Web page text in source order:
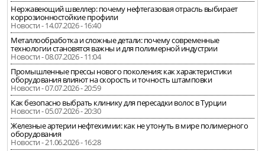
Нержавеющий швеллер: почему нефтегазовая отрасль выбирает
коррозионностойкие профили
Новости - 14.07.2026 - 16:40
Металлообработка и сложные детали: почему современные
технологии становятся важны и для полимерной индустрии
Новости - 08.07.2026 - 11:04
Промышленные прессы нового поколения: как характеристики
оборудования влияют на скорость и точность штамповки
Новости - 07.07.2026 - 20:59
Как безопасно выбрать клинику для пересадки волос в Турции
Новости - 05.07.2026 - 20:30
Железные артерии нефтехимии: как не утонуть в мире полимерного
оборудования
Новости - 21.06.2026 - 16:28